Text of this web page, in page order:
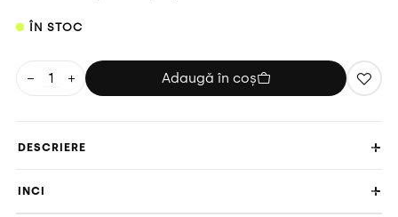
ÎN STOC
− + Adaugă în coș
DESCRIERE
INCI